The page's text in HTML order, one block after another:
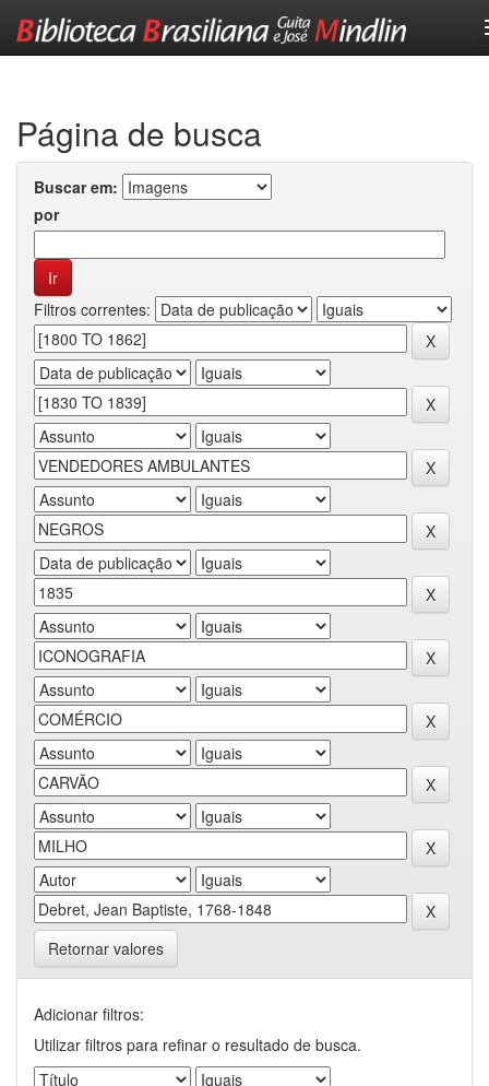
Página de busca
Buscar em:
por
Filtros correntes:
Retornar valores
Adicionar filtros:
Utilizar filtros para refinar o resultado de busca.